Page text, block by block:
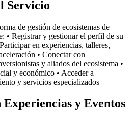
Servicio
de gestión de ecosistemas de
• Registrar y gestionar el perfil de su
en experiencias, talleres,
• Conectar con
y aliados del ecosistema •
y económico • Acceder a
y servicios especializados
Experiencias y Eventos